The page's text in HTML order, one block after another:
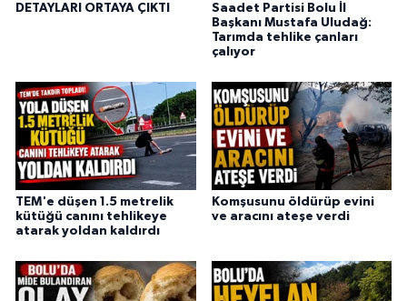
DETAYLARI ORTAYA ÇIKTI
Saadet Partisi Bolu İl
Başkanı Mustafa Uludağ:
Tarımda tehlike çanları
çalıyor
TEM'e düşen 1.5 metrelik
kütüğü canını tehlikeye
atarak yoldan kaldırdı
Komşusunu öldürüp evini
ve aracını ateşe verdi